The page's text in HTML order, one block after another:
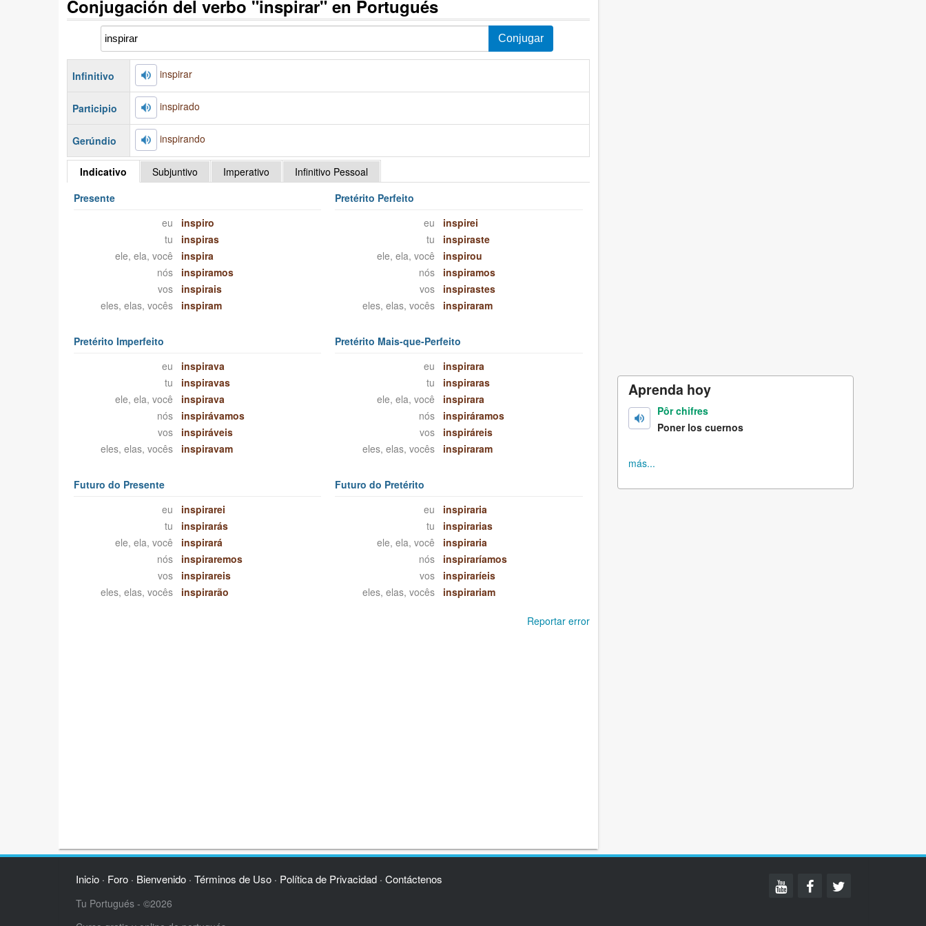
Conjugación del verbo "inspirar" en Portugués
Infinitivo inspirar
Participio inspirado
Gerúndio inspirando
Indicativo Subjuntivo Imperativo
Infinitivo Pessoal
Presente
eu
inspiro
tu
inspiras
ele, ela, você
inspira
nós
inspiramos
vos
inspirais
eles, elas, vocês
inspiram
Pretérito Perfeito
eu
inspirei
tu
inspiraste
ele, ela, você
inspirou
nós
inspiramos
vos
inspirastes
eles, elas, vocês
inspiraram
Pretérito Imperfeito
eu
inspirava
tu
inspiravas
ele, ela, você
inspirava
nós
inspirávamos
vos
inspiráveis
eles, elas, vocês
inspiravam
Pretérito Mais-que-Perfeito
eu
inspirara
tu
inspiraras
ele, ela, você
inspirara
nós
inspiráramos
vos
inspiráreis
eles, elas, vocês
inspiraram
Futuro do Presente
eu
inspirarei
tu
inspirarás
ele, ela, você
inspirará
nós
inspiraremos
vos
inspirareis
eles, elas, vocês
inspirarão
Futuro do Pretérito
eu
inspiraria
tu
inspirarias
ele, ela, você
inspiraria
nós
inspiraríamos
vos
inspiraríeis
eles, elas, vocês
inspirariam
Reportar error
Aprenda hoy
Pôr chifres
Poner los cuernos
más...
Inicio· Foro· Bienvenido· Términos de Uso· Política de Privacidad· Contáctenos
Tu Portugués - ©2026